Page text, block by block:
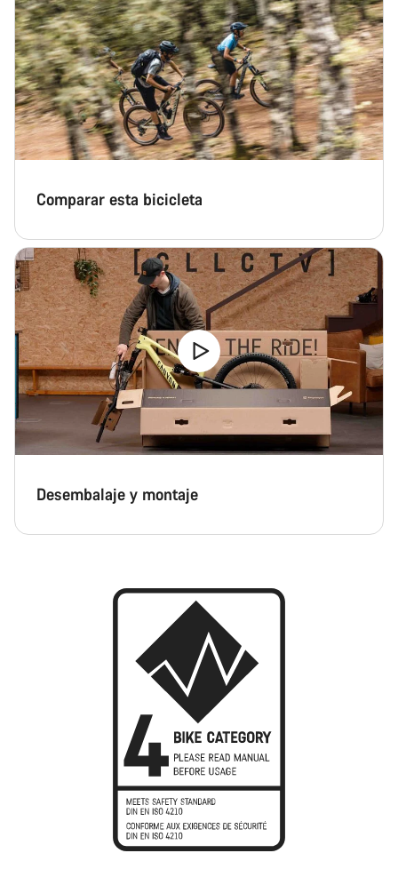
Comparar esta bicicleta
Desembalaje y montaje